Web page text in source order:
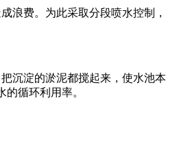
浪费。为此采取分段喷水控制，
沉淀的淤泥都搅起来，使水池本
循环利用率。